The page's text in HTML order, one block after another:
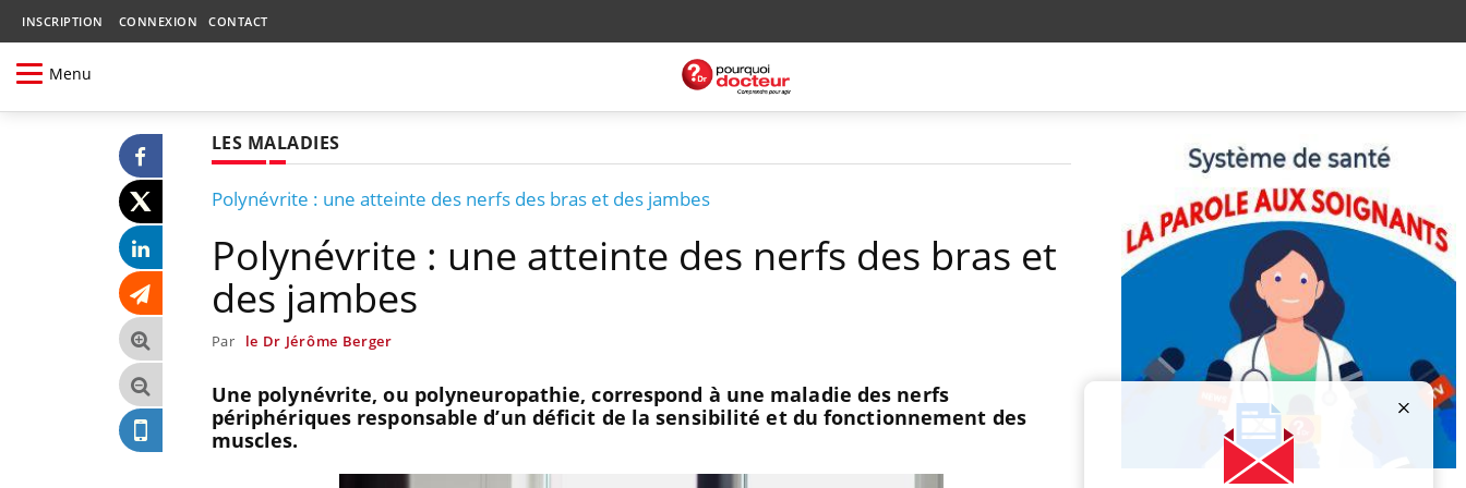
INSCRIPTION CONNEXION CONTACT
Menu
LES MALADIES
Polynévrite : une atteinte des nerfs des bras et des jambes
Polynévrite : une atteinte des nerfs des bras et
des jambes
Par le Dr Jérôme Berger
Une polynévrite, ou polyneuropathie, correspond à une maladie des nerfs
périphériques responsable d’un déficit de la sensibilité et du fonctionnement des
muscles.